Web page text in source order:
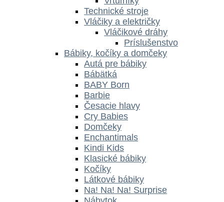
Technické stroje
Vláčiky a električky
Vláčikové dráhy
Príslušenstvo
Bábiky, kočíky a domčeky
Autá pre bábiky
Bábätká
BABY Born
Barbie
Česacie hlavy
Cry Babies
Domčeky
Enchantimals
Kindi Kids
Klasické bábiky
Kočíky
Látkové bábiky
Na! Na! Na! Surprise